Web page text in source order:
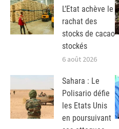
L’Etat achève le
rachat des
stocks de cacao
stockés
6 août 2026
Sahara : Le
Polisario défie
les Etats Unis
en poursuivant